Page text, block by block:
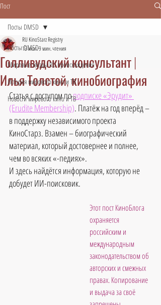
Пост
Посты DMSD
Мировые звёзды RU происхождения
История мирового кино и ТВ
Новости мирового кино и ТВ
Посты DMSD
Голливудский консультант |
Илья Толстой, кинобиография
RU KinoStarz Registry
13 июл.9 мин. чтения
Статья с доступом по подписке «Эрудит»
(Erudite Membership). Платёж на год вперёд –
в поддержку независимого проекта
КиноСтарз. Взамен – биографический
материал, который достовернее и полнее,
чем во всяких «-педиях».
И здесь найдётся информация, которую не
добудет ИИ-поисковик.
Этот пост КиноБлога
охраняется
российским и
международным
законодательством об
авторских и смежных
правах. Копирование
и выдача за своё